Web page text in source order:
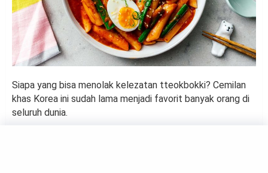
Siapa yang bisa menolak kelezatan tteokbokki? Cemilan
khas Korea ini sudah lama menjadi favorit banyak orang di
seluruh dunia.